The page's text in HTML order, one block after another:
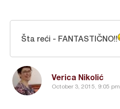
Verica Nikolić
October 3, 2015, 9:05 pm
Šta reći - FANTASTIČNO!!